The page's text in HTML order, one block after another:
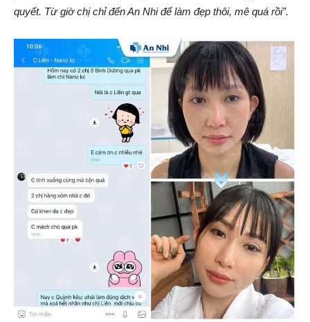
quyết. Từ giờ chị chỉ đến An Nhi để làm đẹp thôi, mê quá rồi”.